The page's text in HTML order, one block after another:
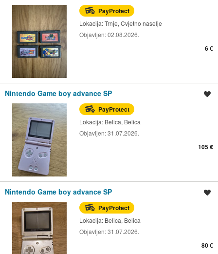
PayProtect
Lokacija:Trnje, Cvjetno naselje
Objavljen:02.08.2026.
6 €
Nintendo Game boy advance SP
PayProtect
Lokacija: Belica, Belica
Objavljen:31.07.2026.
105 €
Nintendo Game boy advance SP
PayProtect
Lokacija: Belica, Belica
Objavljen:31.07.2026.
80 €